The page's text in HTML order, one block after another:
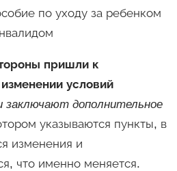
по уходу за ребенком
пришли к
условий
заключают дополнительное
указываются пункты, в
изменения и
что именно меняется.